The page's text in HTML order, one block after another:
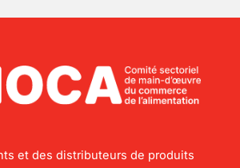
et des distributeurs de produits